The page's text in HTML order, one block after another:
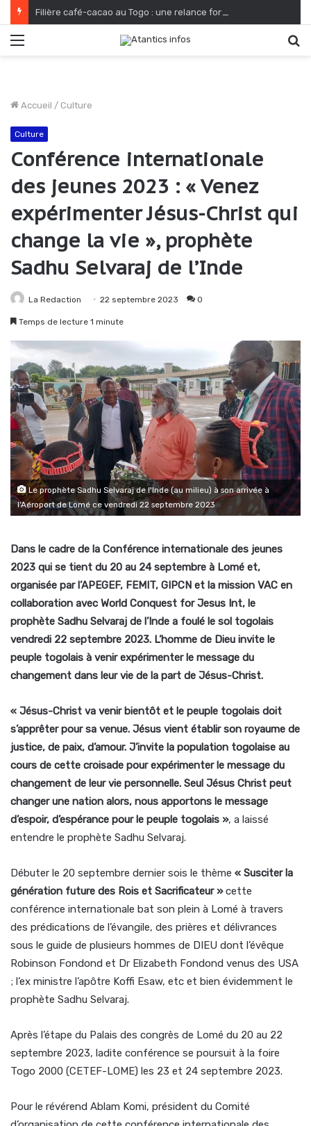
Accueil / Culture
Culture
Conférence internationale
des jeunes 2023 : « Venez
expérimenter Jésus-Christ qui
change la vie », prophète
Sadhu Selvaraj de l’Inde
La Redaction 22 septembre 2023 0
Temps de lecture 1 minute
Le prophète Sadhu Selvaraj de l'Inde (au milieu) à son arrivée à
l'Aéroport de Lomé ce vendredi 22 septembre 2023
Dans le cadre de la Conférence internationale des jeunes
2023 qui se tient du 20 au 24 septembre à Lomé et,
organisée par l’APEGEF, FEMIT, GIPCN et la mission VAC en
collaboration avec World Conquest for Jesus Int, le
prophète Sadhu Selvaraj de l’Inde a foulé le sol togolais
vendredi 22 septembre 2023. L’homme de Dieu invite le
peuple togolais à venir expérimenter le message du
changement dans leur vie de la part de Jésus-Christ.
« Jésus-Christ va venir bientôt et le peuple togolais doit
s’apprêter pour sa venue. Jésus vient établir son royaume de
justice, de paix, d’amour. J’invite la population togolaise au
cours de cette croisade pour expérimenter le message du
changement de leur vie personnelle. Seul Jésus Christ peut
changer une nation alors, nous apportons le message
d’espoir, d’espérance pour le peuple togolais », a laissé
entendre le prophète Sadhu Selvaraj.
Débuter le 20 septembre dernier sois le thème « Susciter la
génération future des Rois et Sacrificateur »cette
conférence internationale bat son plein à Lomé à travers
des prédications de l’évangile, des prières et délivrances
sous le guide de plusieurs hommes de DIEU dont l’évêque
Robinson Fondond et Dr Elizabeth Fondond venus des USA
; l’ex ministre l’apôtre Koffi Esaw, etc et bien évidemment le
prophète Sadhu Selvaraj.
Après l’étape du Palais des congrès de Lomé du 20 au 22
septembre 2023, ladite conférence se poursuit à la foire
Togo 2000 (CETEF-LOME) les 23 et 24 septembre 2023.
Pour le révérend Ablam Komi, président du Comité